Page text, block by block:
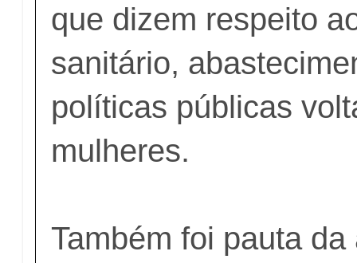
que dizem respeito
sanitário,
políticas públicas
mulheres.
Também foi pauta